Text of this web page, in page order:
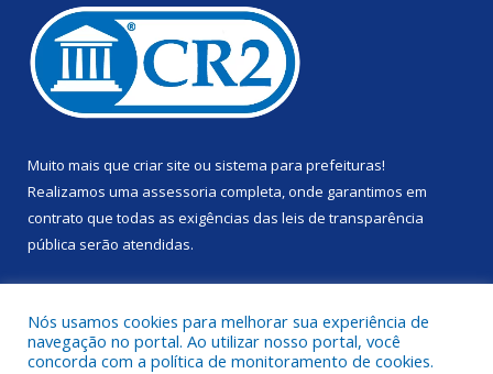
Muito mais que criar site ou sistema para prefeituras!
Realizamos uma assessoria completa, onde garantimos em
contrato que todas as exigências das leis de transparência
pública serão atendidas.
Nós usamos cookies para melhorar sua experiência de
navegação no portal. Ao utilizar nosso portal, você
concorda com a política de monitoramento de cookies.